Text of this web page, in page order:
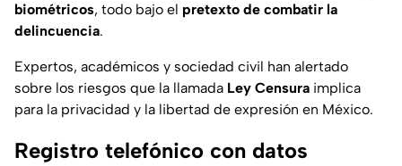
biométricos, todo bajo el pretexto de combatir la
delincuencia.
Expertos, académicos y sociedad civil han alertado
sobre los riesgos que la llamada Ley Censura implica
para la privacidad y la libertad de expresión en México.
Registro telefónico con datos